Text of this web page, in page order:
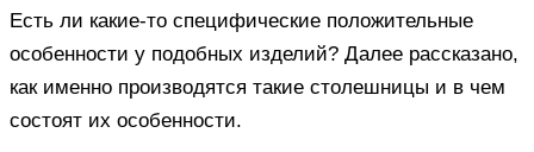
Есть ли какие-то специфические положительные
особенности у подобных изделий? Далее рассказано,
как именно производятся такие столешницы и в чем
состоят их особенности.